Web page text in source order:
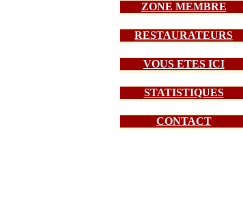
ZONE MEMBRE
RESTAURATEURS
VOUS ETES ICI
STATISTIQUES
CONTACT